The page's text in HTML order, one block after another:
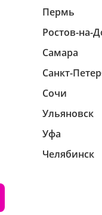
Пермь
Ростов-на-
Самара
Санкт-
Сочи
Ульяновск
Уфа
Челябинск